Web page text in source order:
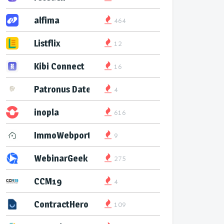
alfima 464
Listflix 12
Kibi Connect 16
Patronus Datenservice
4
inopla 616
ImmoWebport 9
WebinarGeek 275
CCM19 4
ContractHero 109